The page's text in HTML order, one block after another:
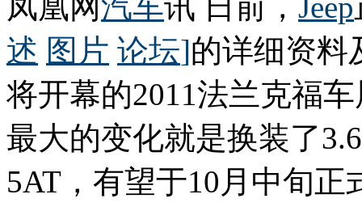
凤凰网汽车讯 日前， Jeep
述 图片 论坛]的详细资料
将开幕的2011法兰克福
最大的变化就是换装了
5AT，有望于10月中旬